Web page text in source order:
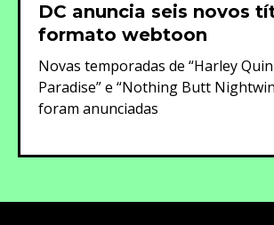
DC anuncia seis novos
formato webtoon
Novas temporadas de “Harley
Paradise” e “Nothing Butt
foram anunciadas